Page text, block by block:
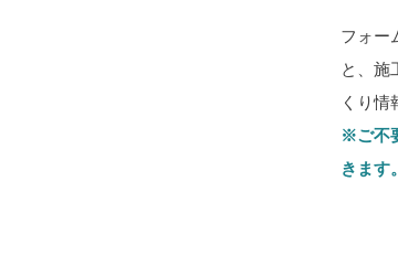
フォー
と、施
くり情
※ご不
きます。